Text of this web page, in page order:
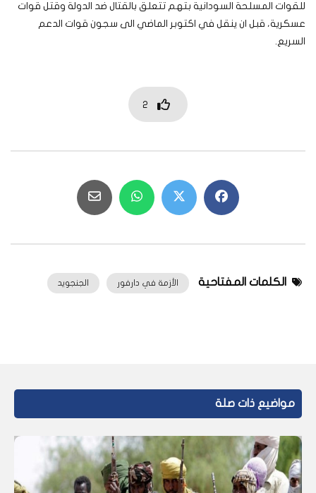
للقوات المسلحة السودانية بتهم تتعلق بالقتال ضد الدولة وقتل قوات
عسكرية، قبل ان ينقل في اكتوبر الماضي الى سجون قوات الدعم
السريع.
2
الكلمات المفتاحية الأزمة في دارفور الجنجويد
مواضيع ذات صلة